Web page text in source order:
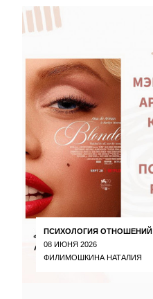
ПСИХОЛОГИЯ ОТНОШЕНИЙ
08 ИЮНЯ 2026
ФИЛИМОШКИНА НАТАЛИЯ